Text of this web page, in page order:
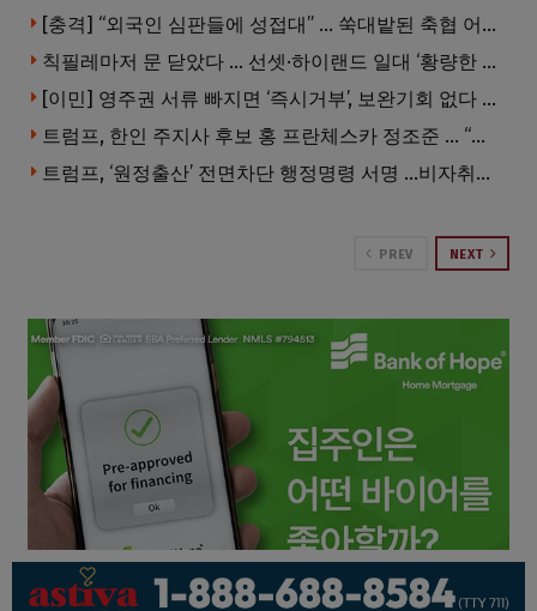
[충격] “외국인 심판들에 성접대” … 쑥대밭된 축협 어디까지 추락하나
칙필레마저 문 닫았다 … 선셋·하이랜드 일대 ‘황량한 거리’로
[이민] 영주권 서류 빠지면 ‘즉시거부’, 보완기회 없다 … 이민심사 8월부터 확 바뀐다
트럼프, 한인 주지사 후보 홍 프란체스카 정조준 … “미치광이다”
트럼프, ‘원정출산’ 전면차단 행정명령 서명 …비자취소·입국금지·추방까지
PREV NEXT